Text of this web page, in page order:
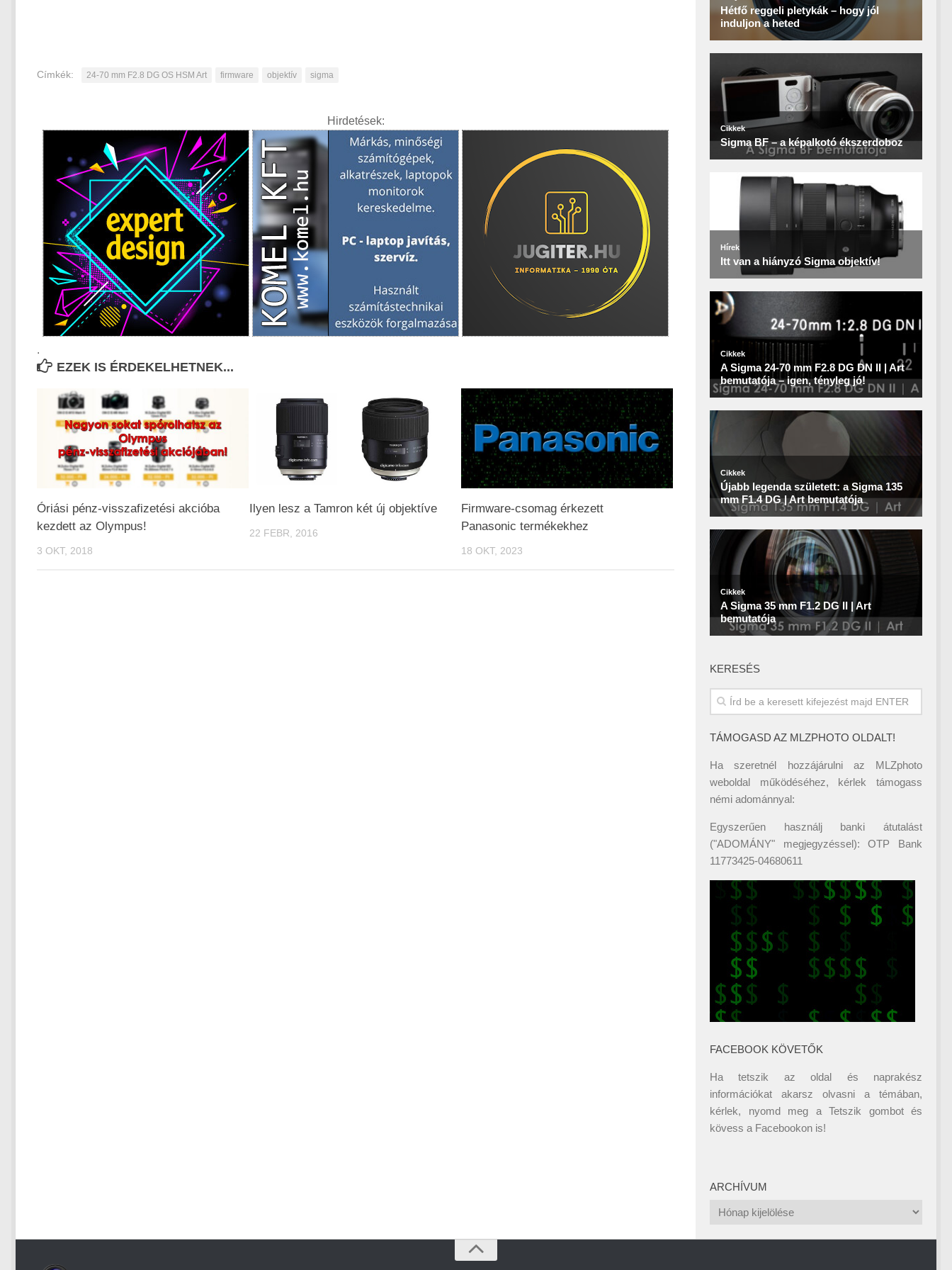
Címkék: 24-70 mm F2.8 DG OS HSM Art firmware objektív sigma
Hirdetések:
.
EZEK IS ÉRDEKELHETNEK...
Óriási pénz-visszafizetési akcióba
kezdett az Olympus!
3 OKT, 2018
Ilyen lesz a Tamron két új objektíve
22 FEBR, 2016
Firmware-csomag érkezett
Panasonic termékekhez
18 OKT, 2023
KERESÉS
TÁMOGASD AZ MLZPHOTO OLDALT!
Ha szeretnél hozzájárulni az MLZphoto
weboldal működéséhez, kérlek támogass
némi adománnyal:
Egyszerűen használj banki átutalást
("ADOMÁNY" megjegyzéssel): OTP Bank
11773425-04680611
FACEBOOK KÖVETŐK
Ha tetszik az oldal és naprakész
információkat akarsz olvasni a témában,
kérlek, nyomd meg a Tetszik gombot és
kövess a Facebookon is!
ARCHÍVUM
Archívum